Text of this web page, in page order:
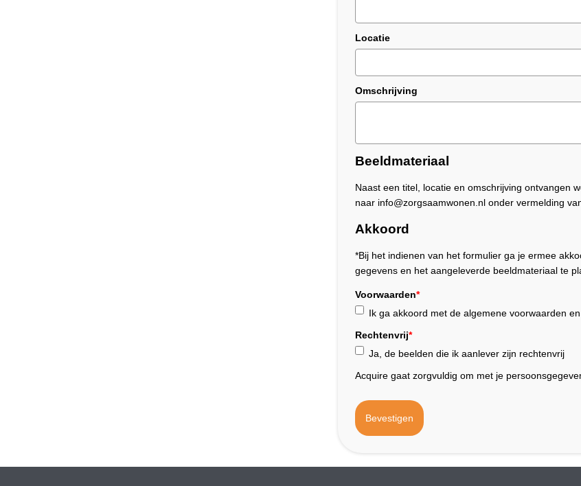
Locatie
Omschrijving
Beeldmateriaal
Naast een titel, locatie en omschrijving ontvangen
naar info@zorgsaamwonen.nl onder vermelding
Akkoord
*Bij het indienen van het formulier ga je ermee
gegevens en het aangeleverde beeldmateriaal te
Voorwaarden*
Ik ga akkoord met de algemene voorwaarden
Rechtenvrij*
Ja, de beelden die ik aanlever zijn rechtenvrij
Acquire gaat zorgvuldig om met je
Bevestigen